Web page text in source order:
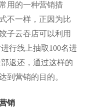
用的一种营销措
不一样，正因为比
子云吞店可以利用
行线上抽取100名进
返还，通过这样的
到营销的目的。
销